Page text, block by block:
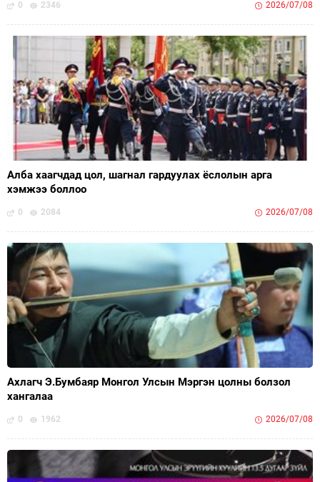
0 2346 2026/07/08
Алба хаагчдад цол, шагнал гардуулах ёслолын арга
хэмжээ боллоо
0 2084 2026/07/08
Ахлагч Э.Бумбаяр Монгол Улсын Мэргэн цолны болзол
хангалаа
0 1962 2026/07/08